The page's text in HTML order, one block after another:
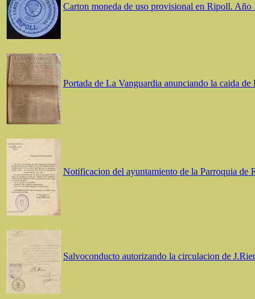
Carton moneda de uso provisional en Ripoll. Año
Portada de La Vanguardia anunciando la caida
Notificacion del ayuntamiento de la Parroquia de
Salvoconducto autorizando la circulacion de